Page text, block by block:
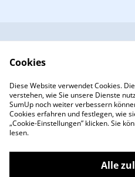
ungen von SumUp
Cookies
Diese Website verwendet Cookies.
verstehen, wie Sie unsere Dienste
SumUp noch weiter verbessern
Cookies erfahren und festlegen, wie
„Cookie-Einstellungen” klicken. Sie
lesen.
Alle